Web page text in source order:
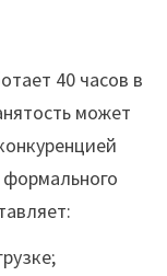
40 часов в
может
формального